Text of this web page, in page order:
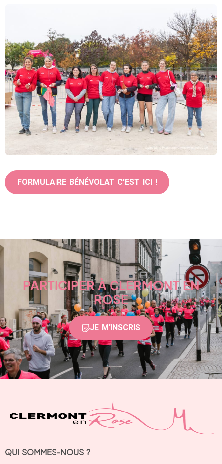
FORMULAIRE BÉNÉVOLAT C'EST ICI !
PARTICIPER À CLERMONT EN
ROSE
JE M'INSCRIS
QUI SOMMES-NOUS ?